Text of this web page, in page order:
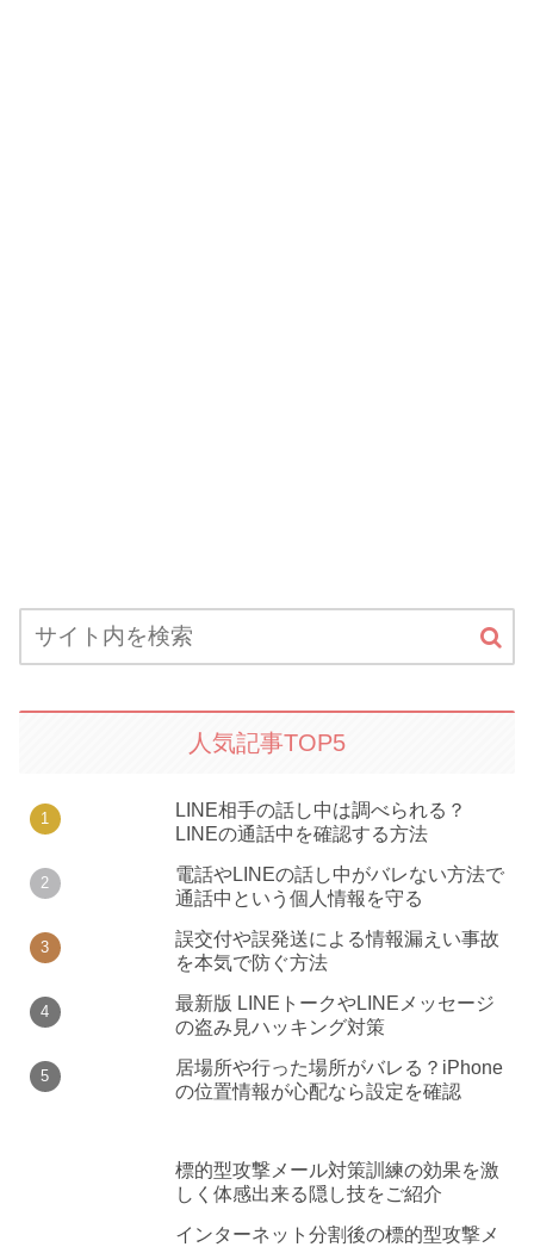
人気記事TOP5
LINE相手の話し中は調べられる？
LINEの通話中を確認する方法
電話やLINEの話し中がバレない方法で
通話中という個人情報を守る
誤交付や誤発送による情報漏えい事故
を本気で防ぐ方法
最新版 LINEトークやLINEメッセージ
の盗み見ハッキング対策
居場所や行った場所がバレる？iPhone
の位置情報が心配なら設定を確認
標的型攻撃メール対策訓練の効果を激
しく体感出来る隠し技をご紹介
インターネット分割後の標的型攻撃メ